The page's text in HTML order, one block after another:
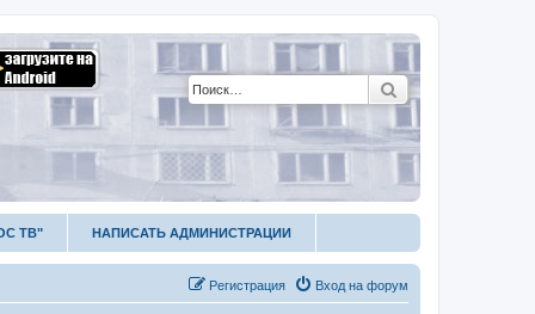
Поиск
ТВ" НАПИСАТЬ АДМИНИСТРАЦИИ
Вход на форум
Регистрация